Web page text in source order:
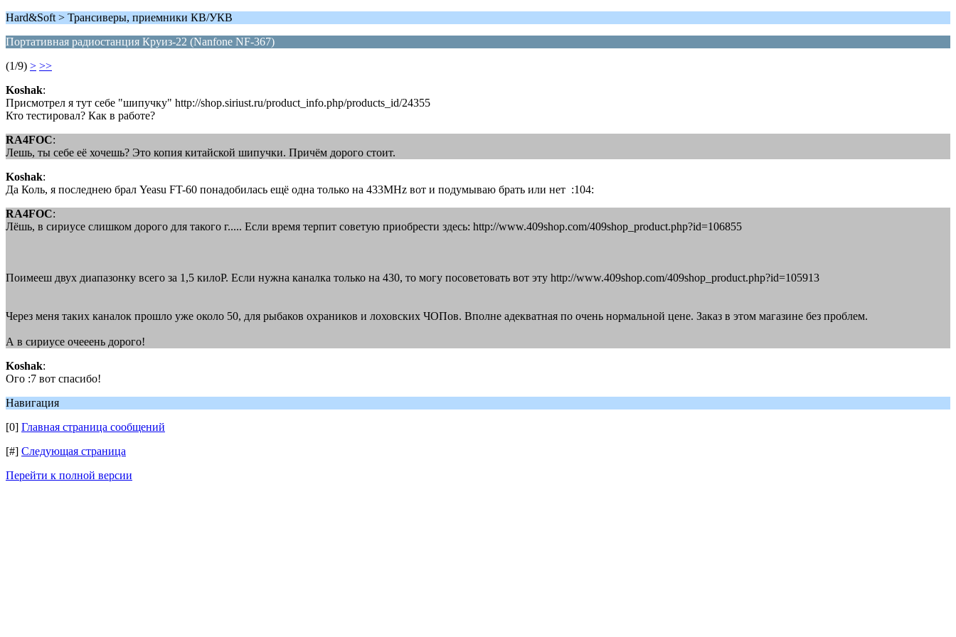
Hard&Soft > Трансиверы, приемники КВ/УКВ
Портативная радиостанция Круиз-22 (Nanfone NF-367)
(1/9) > >>
Koshak:
Присмотрел я тут себе "шипучку" http://shop.siriust.ru/product_info.php/products_id/24355
Кто тестировал? Как в работе?
RA4FOC:
Лешь, ты себе её хочешь? Это копия китайской шипучки. Причём дорого стоит.
Koshak:
Да Коль, я последнею брал Yeasu FT-60 понадобилась ещё одна только на 433MHz вот и подумываю брать или нет :104:
RA4FOC:
Лёшь, в сириусе слишком дорого для такого г..... Если время терпит советую приобрести здесь: http://www.409shop.com/409shop_product.php?id=106855
Поимееш двух диапазонку всего за 1,5 килоР. Если нужна каналка только на 430, то могу посоветовать вот эту http://www.409shop.com/409shop_product.php?id=105913
Через меня таких каналок прошло уже около 50, для рыбаков охраников и лоховских ЧОПов. Вполне адекватная по очень нормальной цене. Заказ в этом магазине без проблем.
А в сириусе очееень дорого!
Koshak:
Ого :7 вот спасибо!
Навигация
[0] Главная страница сообщений
[#] Следующая страница
Перейти к полной версии